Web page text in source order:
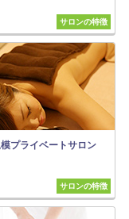
サロンの特徴
プライベートサロン
サロンの特徴